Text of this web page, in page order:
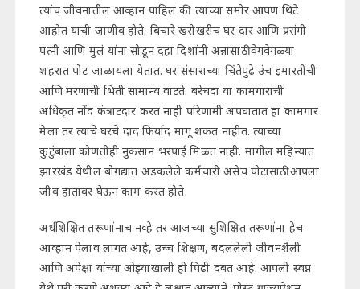
त्यांच जीवनातील आव्हान पाहिलं की त्यांच्या समोर आपण थिटे
आहोत याची जाणीव होते. बिचारे खरोखरीच घर दार आणि प्रसंगी
पत्नी आणि मुलं यांना सोडून दहा दिशांनी अन्नासाठी वेगवेगळ्या
शहरात पोट जाळायला येतात. घर संसाराच्या चिंतेपुढे उंच इमारतीची
आणि मरणाची भिती सामान्य वाटते. बरेचदा या कामगारांची
अधिकृत नोंद कंत्राटदार करत नाही परिणामी अपघातात हा कामगार
मेला तर त्याचे घरचे दाद फिर्याद मागू शकत नाहीत. त्याच्या
कुटुंबाला कोणतीही नुकसान भरपाई मिळत नाही. मागील महिन्यात
झारखंड येथील बोगद्यात अडकलेले कर्मचारी असेच पोटासाठी आपला
जीव हातावर घेऊन काम करत होते.
अर्धशिक्षित तरूणांनाच नव्हे तर आजच्या सुशिक्षित तरूणांना हेच
आव्हान पेलाव लागत आहे, उच्च शिक्षण, बदललेली जीवनशैली
आणि अपेक्षा यांच्या ओझ्याखाली ही पिढी दबत आहे. आपली स्वप्न